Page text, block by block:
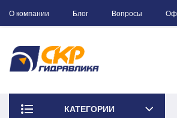
О компании Блог Вопросы
КАТЕГОРИИ